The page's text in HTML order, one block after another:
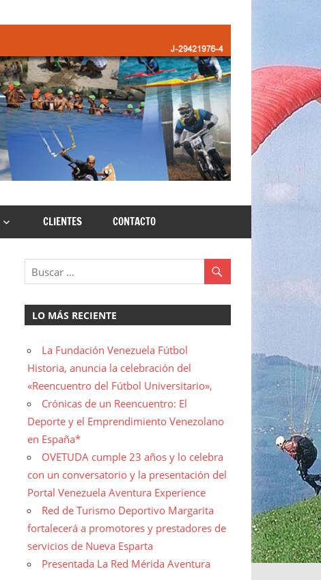
CLIENTES CONTACTO
LO MÁS RECIENTE
La Fundación Venezuela Fútbol
Historia, anuncia la celebración del
«Reencuentro del Fútbol Universitario»,
Crónicas de un Reencuentro: El
Deporte y el Emprendimiento Venezolano
en España*
OVETUDA cumple 23 años y lo celebra
con un conversatorio y la presentación del
Portal Venezuela Aventura Experience
Red de Turismo Deportivo Margarita
fortalecerá a promotores y prestadores de
servicios de Nueva Esparta
Presentada La Red Mérida Aventura